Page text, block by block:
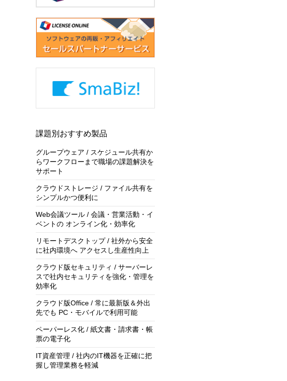
課題別おすすめ製品
グループウェア / スケジュール共有か
らワークフローまで職場の課題解決を
サポート
クラウドストレージ / ファイル共有を
シンプルかつ便利に
Web会議ツール / 会議・営業活動・イ
ベントの オンライン化・効率化
リモートデスクトップ / 社外から安全
に社内環境へ アクセスし生産性向上
クラウド版セキュリティ / サーバーレ
スで社内セキュリティを強化・管理を
効率化
クラウド版Office / 常に最新版＆外出
先でも PC・モバイルで利用可能
ペーパーレス化 / 紙文書・請求書・帳
票の電子化
IT資産管理 / 社内のIT機器を正確に把
握し管理業務を軽減